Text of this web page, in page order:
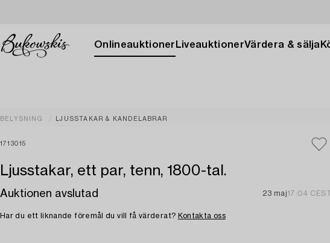
Onlineauktioner LiveauktionerVärdera & sälja
BELYSNING LJUSSTAKAR & KANDELABRAR
1713015
Ljusstakar, ett par, tenn, 1800-tal.
Auktionen avslutad 23 maj17:04
Har du ett liknande föremål du vill få värderat? Kontakta oss